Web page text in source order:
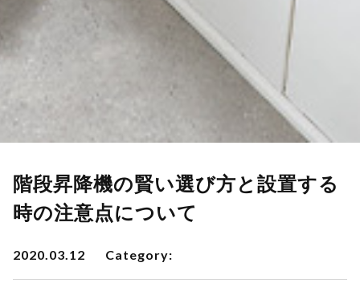
階段昇降機の賢い選び方と設置する
時の注意点について
2020.03.12 Category: